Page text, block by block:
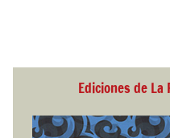
Ediciones de